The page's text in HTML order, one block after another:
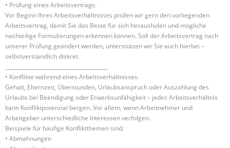
• Prüfung eines Arbeitsvertrags.
Vor Beginn Ihres Arbeitsverhältnisses prüfen wir gern den vorliegenden
Arbeitsvertrag, damit Sie das Beste für sich herausholen und mögliche
nachteilige Formulierungen erkennen können. Soll der Arbeitsvertrag nach
unserer Prüfung geändert werden, unterstützen wir Sie auch hierbei –
selbstverständlich diskret.
• Konflikte während eines Arbeitsverhältnisses.
Gehalt, Elternzeit, Überstunden, Urlaubsanspruch oder Auszahlung des
Urlaubs bei Beendigung oder Erwerbsunfähigkeit – jedes Arbeitsverhältnis
kann Konfliktpotenzial bergen. Vor allem, wenn Arbeitnehmer und
Arbeitgeber unterschiedliche Interessen verfolgen.
Beispiele für häufige Konfliktthemen sind:
• Abmahnungen